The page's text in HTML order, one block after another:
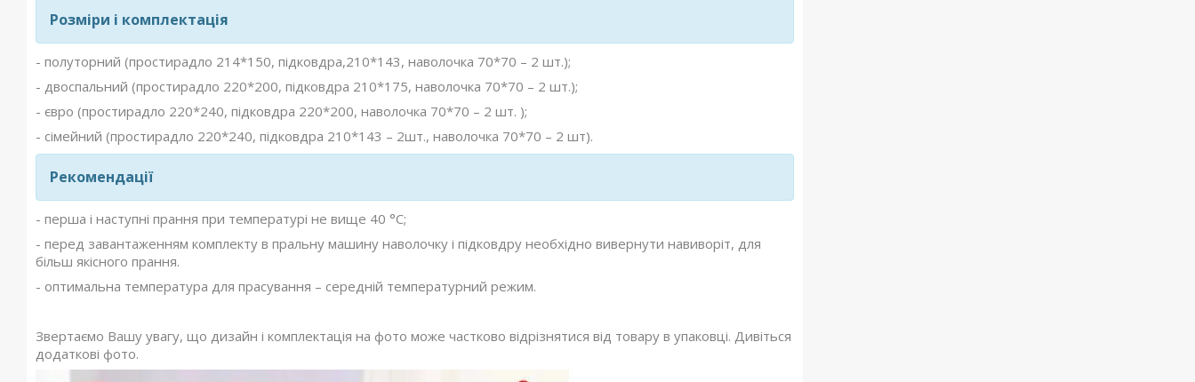
Розміри і комплектація
- полуторний (простирадло 214*150, підковдра,210*143, наволочка 70*70 – 2 шт.);
- двоспальний (простирадло 220*200, підковдра 210*175, наволочка 70*70 – 2 шт.);
- євро (простирадло 220*240, підковдра 220*200, наволочка 70*70 – 2 шт. );
- сімейний (простирадло 220*240, підковдра 210*143 – 2шт., наволочка 70*70 – 2 шт).
Рекомендації
- перша і наступні прання при температурі не вище 40 °C;
- перед завантаженням комплекту в пральну машину наволочку і підковдру необхідно вивернути навиворіт, для
більш якісного прання.
- оптимальна температура для прасування – середній температурний режим.
Звертаємо Вашу увагу, що дизайн і комплектація на фото може частково відрізнятися від товару в упаковці. Дивіться
додаткові фото.